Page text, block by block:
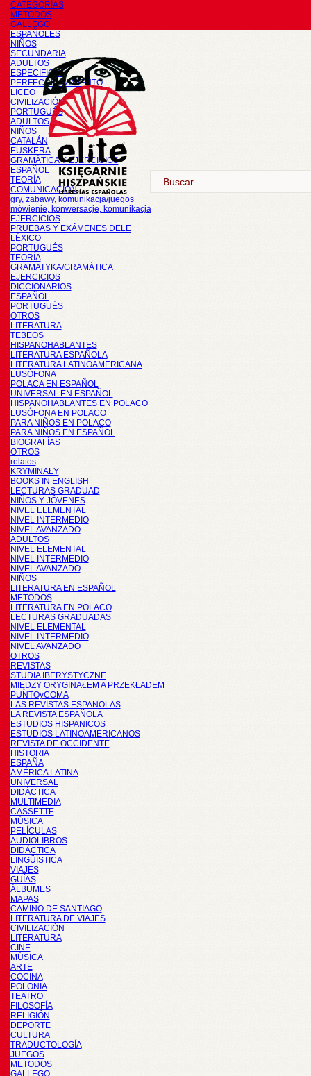
CATEGORÍAS
METODOS
GALLEGO
ESPAÑOLES
NIÑOS
SECUNDARIA
ADULTOS
ESPECIFICOS
PERFECCIONAMIENTO
LICEO
CIVILIZACIÓN
PORTUGUÉS
ADULTOS
NIÑOS
CATALÁN
EUSKERA
GRAMÁTICA Y EJERCICIOS
ESPAÑOL
TEORÍA
COMUNICACIÓN
gry, zabawy, komunikacja/juegos
mówienie, konwersacje, komunikacja
EJERCICIOS
PRUEBAS Y EXÁMENES DELE
LÉXICO
PORTUGUÉS
TEORÍA
GRAMATYKA/GRAMÁTICA
EJERCICIOS
DICCIONARIOS
ESPAÑOL
PORTUGUÉS
OTROS
LITERATURA
TEBEOS
HISPANOHABLANTES
LITERATURA ESPAÑOLA
LITERATURA LATINOAMERICANA
LUSÓFONA
POLACA EN ESPAÑOL
UNIVERSAL EN ESPAÑOL
HISPANOHABLANTES EN POLACO
LUSÓFONA EN POLACO
PARA NIÑOS EN POLACO
PARA NIÑOS EN ESPAÑOL
BIOGRAFÍAS
OTROS
relatos
KRYMINAŁY
BOOKS IN ENGLISH
LECTURAS GRADUAD
NIÑOS Y JÓVENES
NIVEL ELEMENTAL
NIVEL INTERMEDIO
NIVEL AVANZADO
ADULTOS
NIVEL ELEMENTAL
NIVEL INTERMEDIO
NIVEL AVANZADO
NIÑOS
LITERATURA EN ESPAÑOL
METODOS
LITERATURA EN POLACO
LECTURAS GRADUADAS
NIVEL ELEMENTAL
NIVEL INTERMEDIO
NIVEL AVANZADO
OTROS
REVISTAS
STUDIA IBERYSTYCZNE
MIĘDZY ORYGINAŁEM A PRZEKŁADEM
PUNTOyCOMA
LAS REVISTAS ESPANOLAS
LA REVISTA ESPAÑOLA
ESTUDIOS HISPANICOS
ESTUDIOS LATINOAMERICANOS
REVISTA DE OCCIDENTE
HISTORIA
ESPAÑA
AMÉRICA LATINA
UNIVERSAL
DIDÁCTICA
MULTIMEDIA
CASSETTE
MÚSICA
PELÍCULAS
AUDIOLIBROS
DIDÁCTICA
LINGÜÍSTICA
VIAJES
GUÍAS
ÁLBUMES
MAPAS
CAMINO DE SANTIAGO
LITERATURA DE VIAJES
CIVILIZACIÓN
LITERATURA
CINE
MÚSICA
ARTE
COCINA
POLONIA
TEATRO
FILOSOFÍA
RELIGIÓN
DEPORTE
CULTURA
TRADUCTOLOGÍA
JUEGOS
METODOS
GALLEGO